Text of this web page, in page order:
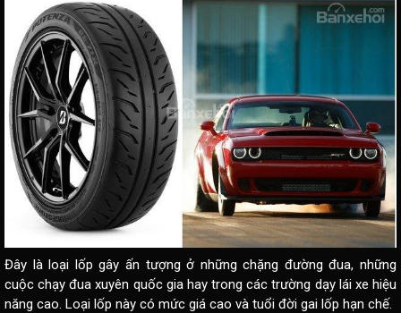
Đây là loại lốp gây ấn tượng ở những chặng đường đua, những
cuộc chạy đua xuyên quốc gia hay trong các trường dạy lái xe hiệu
năng cao. Loại lốp này có mức giá cao và tuổi đời gai lốp hạn chế.